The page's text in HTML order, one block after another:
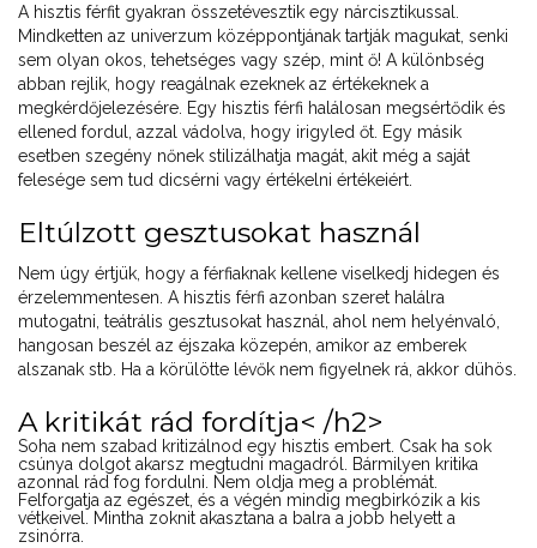
A hisztis férfit gyakran összetévesztik egy nárcisztikussal.
Mindketten az univerzum középpontjának tartják magukat, senki
sem olyan okos, tehetséges vagy szép, mint ő! A különbség
abban rejlik, hogy reagálnak ezeknek az értékeknek a
megkérdőjelezésére. Egy hisztis férfi halálosan megsértődik és
ellened fordul, azzal vádolva, hogy irigyled őt. Egy másik
esetben szegény nőnek stilizálhatja magát, akit még a saját
felesége sem tud dicsérni vagy értékelni értékeiért.
Eltúlzott gesztusokat használ
Nem úgy értjük, hogy a férfiaknak kellene viselkedj hidegen és
érzelemmentesen. A hisztis férfi azonban szeret halálra
mutogatni, teátrális gesztusokat használ, ahol nem helyénvaló,
hangosan beszél az éjszaka közepén, amikor az emberek
alszanak stb. Ha a körülötte lévők nem figyelnek rá, akkor dühös.
A kritikát rád fordítja< /h2>
Soha nem szabad kritizálnod egy hisztis embert. Csak ha sok
csúnya dolgot akarsz megtudni magadról. Bármilyen kritika
azonnal rád fog fordulni. Nem oldja meg a problémát.
Felforgatja az egészet, és a végén mindig megbirkózik a kis
vétkeivel. Mintha zoknit akasztana a balra a jobb helyett a
zsinórra.